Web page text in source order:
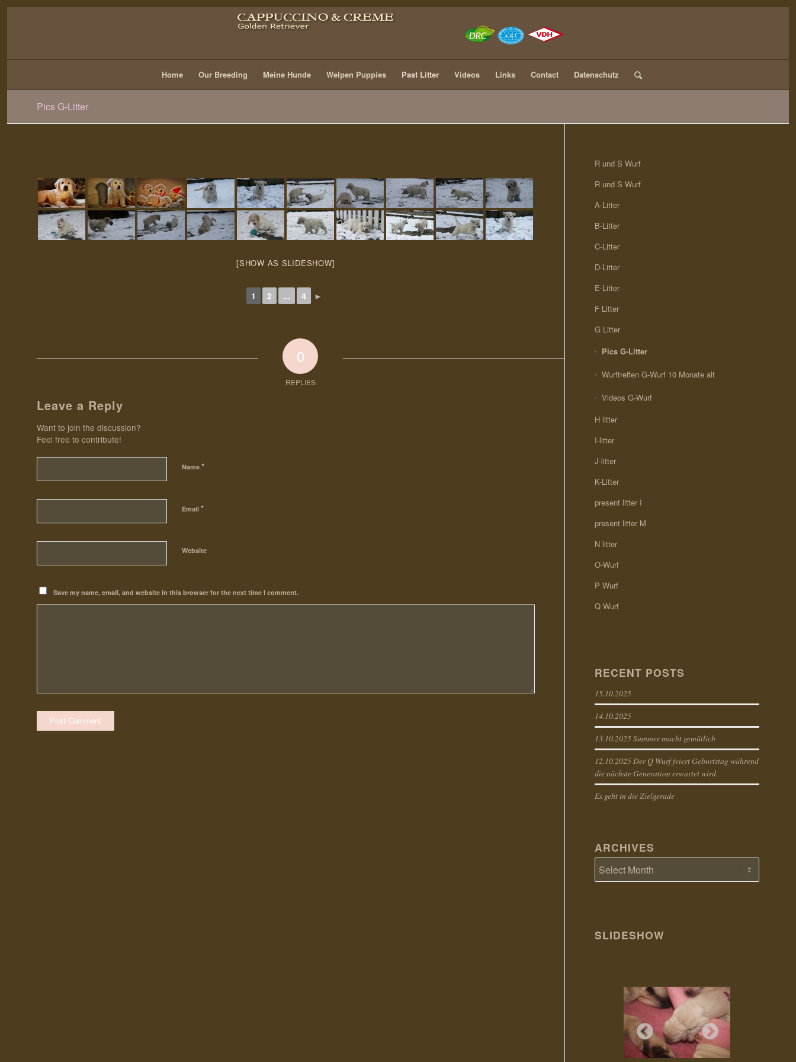
Home Our Breeding Meine Hunde Welpen Puppies Past Litter Videos Links Contact Datenschutz
Pics G-Litter
[SHOW AS SLIDESHOW]
1 2 ... 4 ►
0
REPLIES
Leave a Reply
Want to join the discussion?
Feel free to contribute!
Name *
Email *
Website
Save my name, email, and website in this browser for the next time I comment.
R und S Wurf
R und S Wurf
A-Litter
B-Litter
C-Litter
D-Litter
E-Litter
F Litter
G Litter
Pics G-Litter
Wurftreffen G-Wurf 10 Monate alt
Videos G-Wurf
H litter
I-litter
J-litter
K-Litter
present litter I
present litter M
N litter
O-Wurf
P Wurf
Q Wurf
RECENT POSTS
15.10.2025
14.10.2025
13.10.2025 Summer macht gemütlich
12.10.2025 Der Q Wurf feiert Geburtstag während
die nächste Generation erwartet wird.
Es geht in die Zielgerade
ARCHIVES
SLIDESHOW